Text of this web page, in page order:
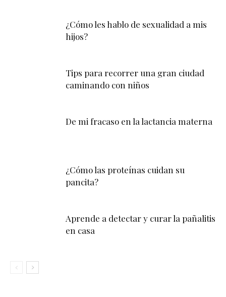
¿Cómo les hablo de sexualidad a mis
hijos?
Tips para recorrer una gran ciudad
caminando con niños
De mi fracaso en la lactancia materna
¿Cómo las proteínas cuidan su
pancita?
Aprende a detectar y curar la pañalitis
en casa